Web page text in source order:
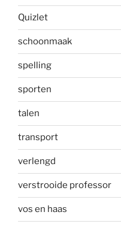
Quizlet
schoonmaak
spelling
sporten
talen
transport
verlengd
verstrooide professor
vos en haas